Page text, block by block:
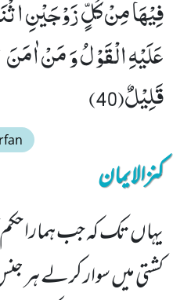
فِیْهَا مِنْ كُلٍّ زَوْجَیْنِ
عَلَیْهِ الْقَوْلُ وَ مَنْ
قَلِیْلٌ(40)
کنزالایمان
یہاں تک کہ جب ہمارا حکم
کشتی میں سوار کرلے ہر